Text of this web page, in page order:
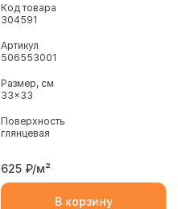
Код товара
304591
Артикул
506553001
Размер, см
33x33
Поверхность
глянцевая
625 ₽/м²
В корзину